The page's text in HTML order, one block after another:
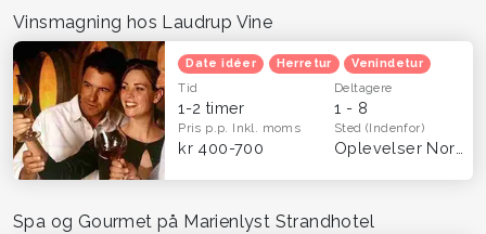
Vinsmagning hos Laudrup Vine
Date idéer Herretur Venindetur
Tid
1-2 timer
Deltagere
1 - 8
Pris p.p. Inkl. moms
kr 400-700
Sted(Indenfor)
Spa og Gourmet på Marienlyst Strandhotel